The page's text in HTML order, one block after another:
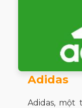
Adidas
Adidas,